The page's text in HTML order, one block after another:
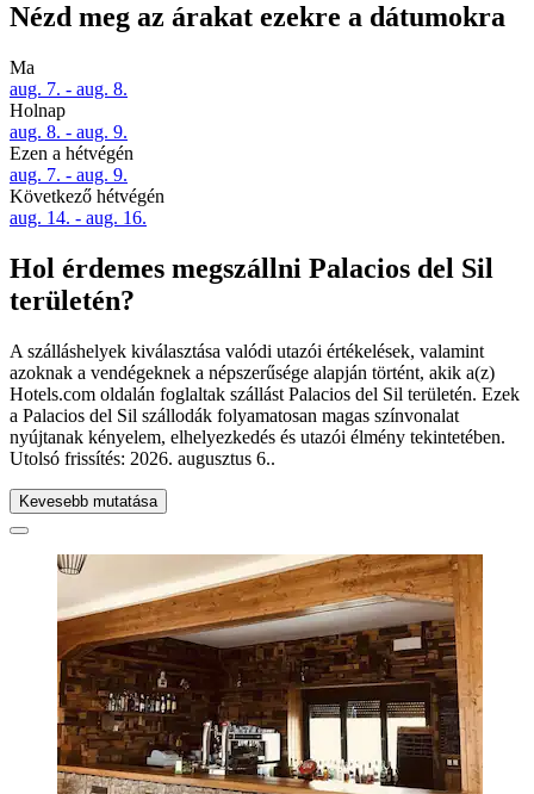
Nézd meg az árakat ezekre a dátumokra
Ma
aug. 7. - aug. 8.
Holnap
aug. 8. - aug. 9.
Ezen a hétvégén
aug. 7. - aug. 9.
Következő hétvégén
aug. 14. - aug. 16.
Hol érdemes megszállni Palacios del Sil
területén?
A szálláshelyek kiválasztása valódi utazói értékelések, valamint
azoknak a vendégeknek a népszerűsége alapján történt, akik a(z)
Hotels.com oldalán foglaltak szállást Palacios del Sil területén. Ezek
a Palacios del Sil szállodák folyamatosan magas színvonalat
nyújtanak kényelem, elhelyezkedés és utazói élmény tekintetében.
Utolsó frissítés: 2026. augusztus 6..
Kevesebb mutatása